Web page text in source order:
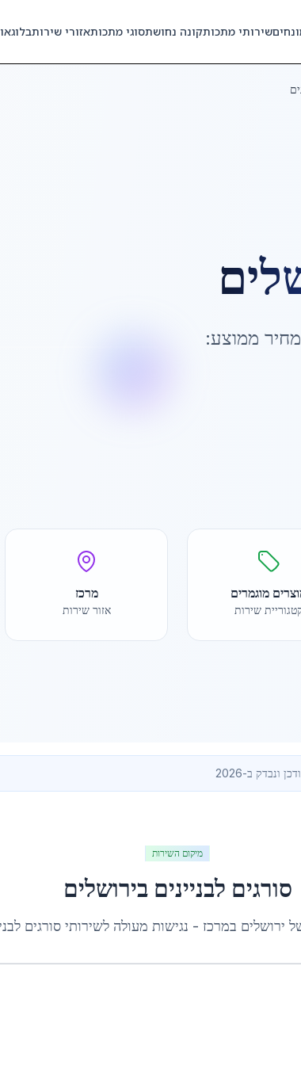
שירותי מתכותקונה נחושתסוגי מתכותאזורי שירותבלוג
ממוצע:
מוגמרים
שירות
מרכז
אזור שירות
ונבדק ב-2026
מיקום השירות
סורגים לבניינים בירושלים
ירושלים במרכז - נגישות מעולה לשירותיסורגים